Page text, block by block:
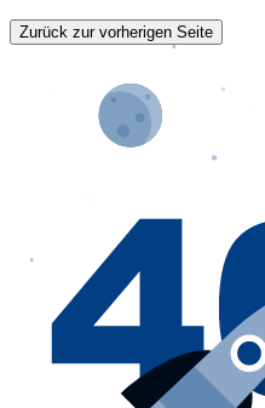
Zurück zur vorherigen Seite